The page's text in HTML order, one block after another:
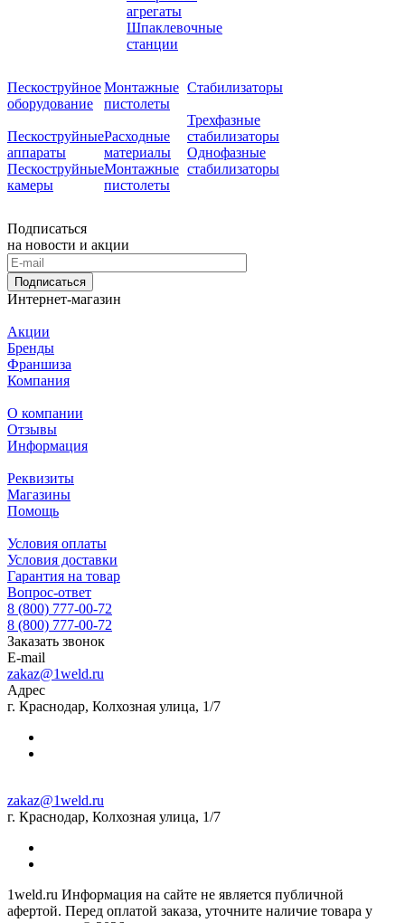
агрегаты
Шпаклевочные
станции
Пескоструйное
оборудование
Пескоструйные
аппараты
Пескоструйные
камеры
Монтажные
пистолеты
Расходные
материалы
Монтажные
пистолеты
Стабилизаторы
Трехфазные
стабилизаторы
Однофазные
стабилизаторы
Подписаться
на новости и акции
Подписаться
Интернет-магазин
Акции
Бренды
Франшиза
Компания
О компании
Отзывы
Информация
Реквизиты
Магазины
Помощь
Условия оплаты
Условия доставки
Гарантия на товар
Вопрос-ответ
8 (800) 777-00-72
8 (800) 777-00-72
Заказать звонок
E-mail
zakaz@1weld.ru
Адрес
г. Краснодар, Колхозная улица, 1/7
zakaz@1weld.ru
г. Краснодар, Колхозная улица, 1/7
1weld.ru Информация на сайте не является публичной
афертой. Перед оплатой заказа, уточните наличие товара у